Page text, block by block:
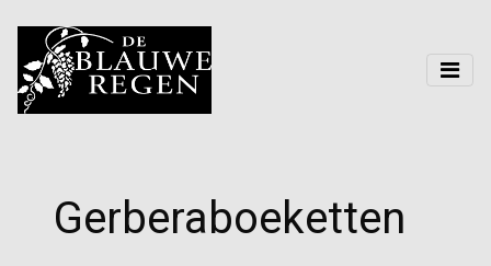
Gerberaboeketten